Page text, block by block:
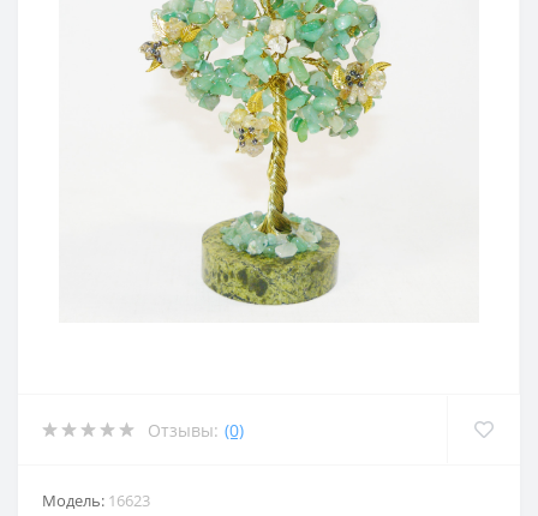
Отзывы: (0)
Модель: 16623